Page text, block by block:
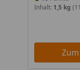
Inhalt: 1,5 kg